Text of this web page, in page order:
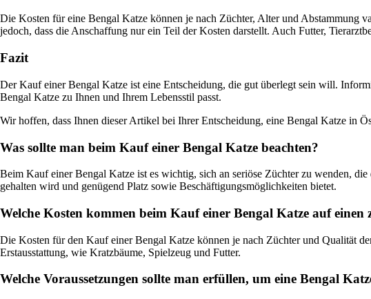
Die Kosten für eine Bengal Katze können je nach Züchter, Alter und
jedoch, dass die Anschaffung nur ein Teil der Kosten darstellt. Auch Futter,
Fazit
Der Kauf einer Bengal Katze ist eine Entscheidung, die gut überlegt sein will.
Bengal Katze zu Ihnen und Ihrem Lebensstil passt.
Wir hoffen, dass Ihnen dieser Artikel bei Ihrer Entscheidung, eine Bengal Katze in
Was sollte man beim Kauf einer Bengal Katze beachten?
Beim Kauf einer Bengal Katze ist es wichtig, sich an seriöse Züchter zu wenden,
gehalten wird und genügend Platz sowie Beschäftigungsmöglichkeiten bietet.
Welche Kosten kommen beim Kauf einer Bengal Katze auf einen
Die Kosten für den Kauf einer Bengal Katze können je nach Züchter und Qualität
Erstausstattung, wie Kratzbäume, Spielzeug und Futter.
Welche Voraussetzungen sollte man erfüllen, um eine Bengal